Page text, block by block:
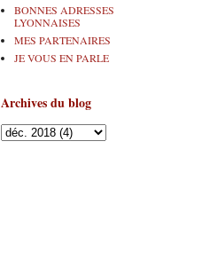
BONNES ADRESSES
LYONNAISES
MES PARTENAIRES
JE VOUS EN PARLE
Archives du blog